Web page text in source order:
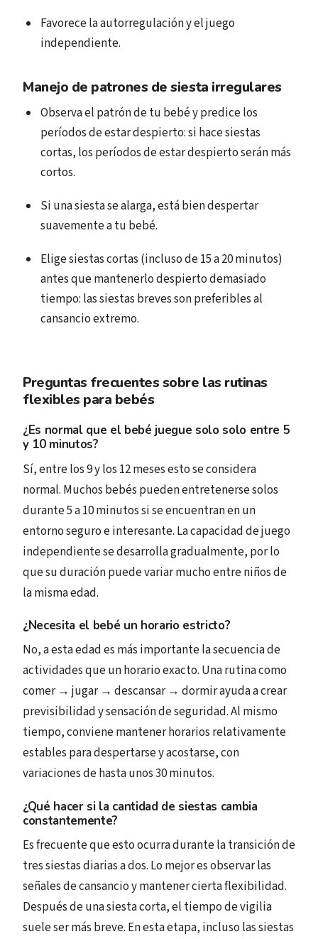
Favorece la autorregulación y el juego
independiente.
Manejo de patrones de siesta irregulares
Observa el patrón de tu bebé y predice los
períodos de estar despierto: si hace siestas
cortas, los períodos de estar despierto serán más
cortos.
Si una siesta se alarga, está bien despertar
suavemente a tu bebé.
Elige siestas cortas (incluso de 15 a 20 minutos)
antes que mantenerlo despierto demasiado
tiempo: las siestas breves son preferibles al
cansancio extremo.
Preguntas frecuentes sobre las rutinas
flexibles para bebés
¿Es normal que el bebé juegue solo solo entre 5
y 10 minutos?
Sí, entre los 9 y los 12 meses esto se considera
normal. Muchos bebés pueden entretenerse solos
durante 5 a 10 minutos si se encuentran en un
entorno seguro e interesante. La capacidad de juego
independiente se desarrolla gradualmente, por lo
que su duración puede variar mucho entre niños de
la misma edad.
¿Necesita el bebé un horario estricto?
No, a esta edad es más importante la secuencia de
actividades que un horario exacto. Una rutina como
comer → jugar → descansar → dormir ayuda a crear
previsibilidad y sensación de seguridad. Al mismo
tiempo, conviene mantener horarios relativamente
estables para despertarse y acostarse, con
variaciones de hasta unos 30 minutos.
¿Qué hacer si la cantidad de siestas cambia
constantemente?
Es frecuente que esto ocurra durante la transición de
tres siestas diarias a dos. Lo mejor es observar las
señales de cansancio y mantener cierta flexibilidad.
Después de una siesta corta, el tiempo de vigilia
suele ser más breve. En esta etapa, incluso las siestas